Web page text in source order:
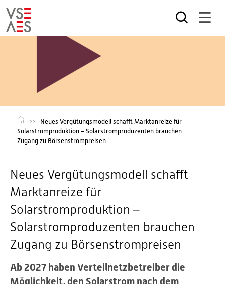
Neues Vergütungsmodell schafft Marktanreize für
Solarstromproduktion – Solarstromproduzenten brauchen
Zugang zu Börsenstrompreisen
Neues Vergütungsmodell schafft
Marktanreize für
Solarstromproduktion –
Solarstromproduzenten brauchen
Zugang zu Börsenstrompreisen
Ab 2027 haben Verteilnetzbetreiber die
Möglichkeit, den Solarstrom nach dem